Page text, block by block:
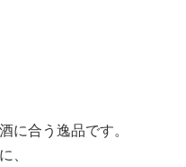
に合う逸品です。
、